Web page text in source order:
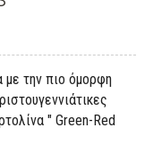
με την πιο όμορφη
" Green-Red